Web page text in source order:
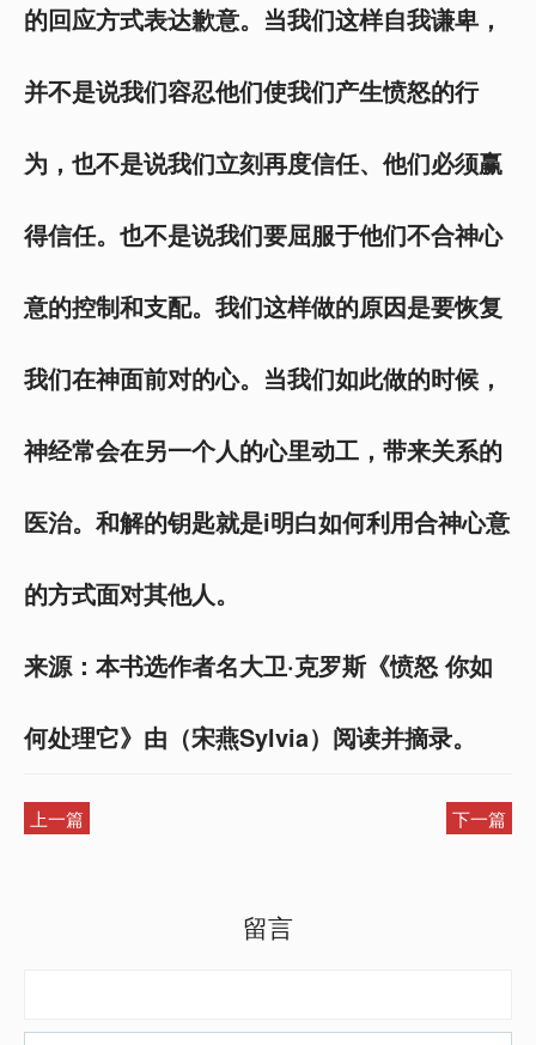
的回应方式表达歉意。当我们这样自我谦卑，
并不是说我们容忍他们使我们产生愤怒的行
为，也不是说我们立刻再度信任、他们必须赢
得信任。也不是说我们要屈服于他们不合神心
意的控制和支配。我们这样做的原因是要恢复
我们在神面前对的心。当我们如此做的时候，
神经常会在另一个人的心里动工，带来关系的
医治。和解的钥匙就是i明白如何利用合神心意
的方式面对其他人。
来源：本书选作者名大卫·克罗斯《愤怒 你如
何处理它》由（宋燕Sylvia）阅读并摘录。
上一篇 下一篇
留言